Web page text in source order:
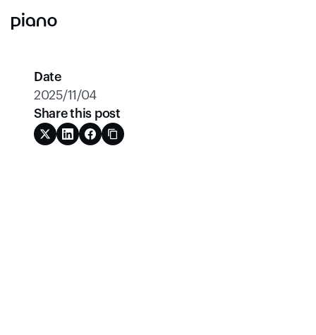
Date
2025/11/04
Share this post